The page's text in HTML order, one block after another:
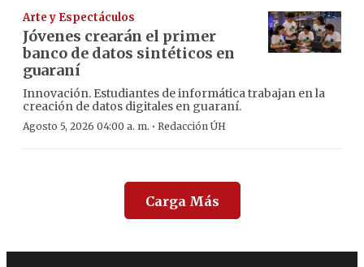
Arte y Espectáculos
Jóvenes crearán el primer
banco de datos sintéticos en
guaraní
Innovación. Estudiantes de informática trabajan en la
creación de datos digitales en guaraní.
Agosto 5, 2026 04:00 a. m. · Redacción ÚH
Carga Más